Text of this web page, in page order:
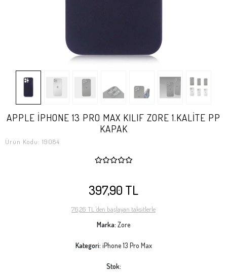
APPLE İPHONE 13 PRO MAX KILIF ZORE 1.KALİTE PP
KAPAK
Ürün Kodu: 19084
397,90 TL
76,26 TL 'den başlayan taksitlerle
Marka: Zore
Kategori: iPhone 13 Pro Max
Stok: